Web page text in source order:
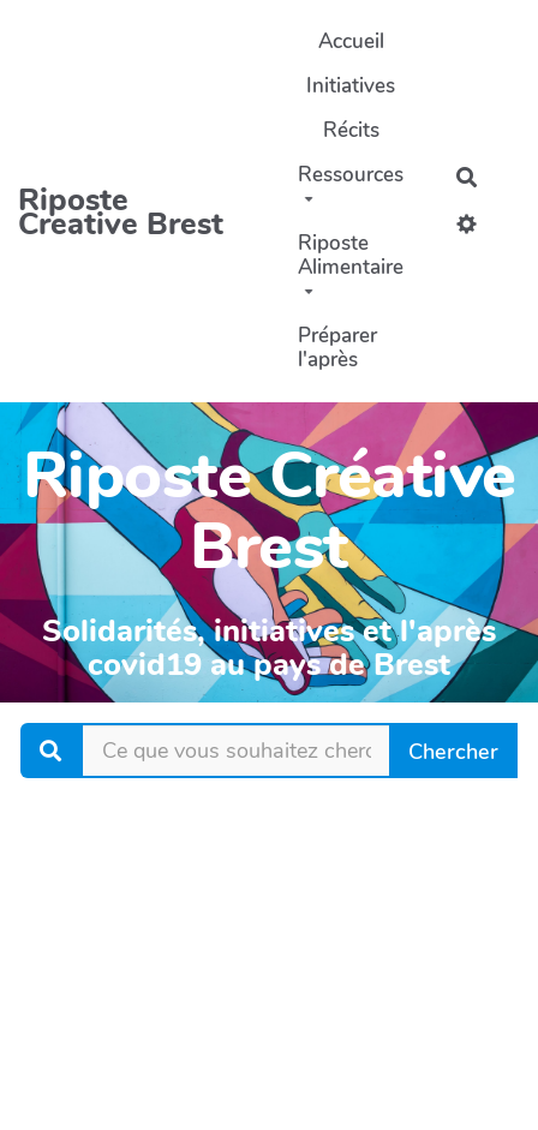
Riposte
Creative Brest
Accueil
Initiatives
Récits
Ressources
Riposte
Alimentaire
Préparer
l'après
Riposte Créative
Brest
Solidarités, initiatives et l'après
covid19 au pays de Brest